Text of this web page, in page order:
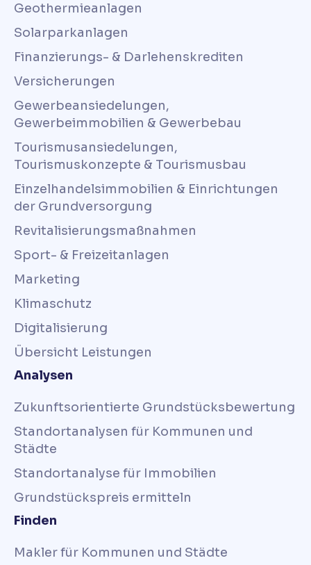
Geothermieanlagen
Solarparkanlagen
Finanzierungs- & Darlehenskrediten
Versicherungen
Gewerbeansiedelungen,
Gewerbeimmobilien & Gewerbebau
Tourismusansiedelungen,
Tourismuskonzepte & Tourismusbau
Einzelhandelsimmobilien & Einrichtungen
der Grundversorgung
Revitalisierungsmaßnahmen
Sport- & Freizeitanlagen
Marketing
Klimaschutz
Digitalisierung
Übersicht Leistungen
Analysen
Zukunftsorientierte Grundstücksbewertung
Standortanalysen für Kommunen und
Städte
Standortanalyse für Immobilien
Grundstückspreis ermitteln
Finden
Makler für Kommunen und Städte